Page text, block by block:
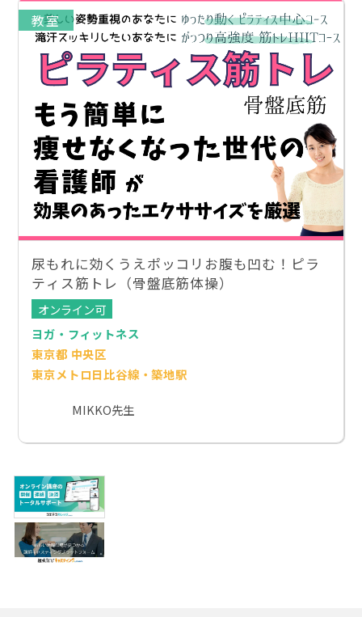
教室
尿もれに効くうえポッコリお腹も凹む！ピラ
ティス筋トレ（骨盤底筋体操）
オンライン可
ヨガ・フィットネス
東京都 中央区
東京メトロ日比谷線・築地駅
MIKKO先生